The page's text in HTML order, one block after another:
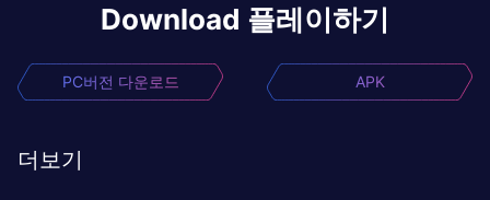
Download 플레이하기
PC버전 다운로드 APK
더보기